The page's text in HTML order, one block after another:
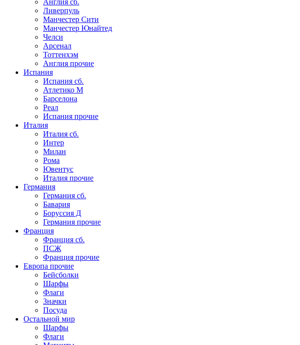
Англия сб.
Ливерпуль
Манчестер Сити
Манчестер Юнайтед
Челси
Арсенал
Тоттенхэм
Англия прочие
Испания
Испания сб.
Атлетико М
Барселона
Реал
Испания прочие
Италия
Италия сб.
Интер
Милан
Рома
Ювентус
Италия прочие
Германия
Германия сб.
Бавария
Боруссия Д
Германия прочие
Франция
Франция сб.
ПСЖ
Франция прочие
Европа прочие
Бейсболки
Шарфы
Флаги
Значки
Посуда
Остальной мир
Шарфы
Флаги